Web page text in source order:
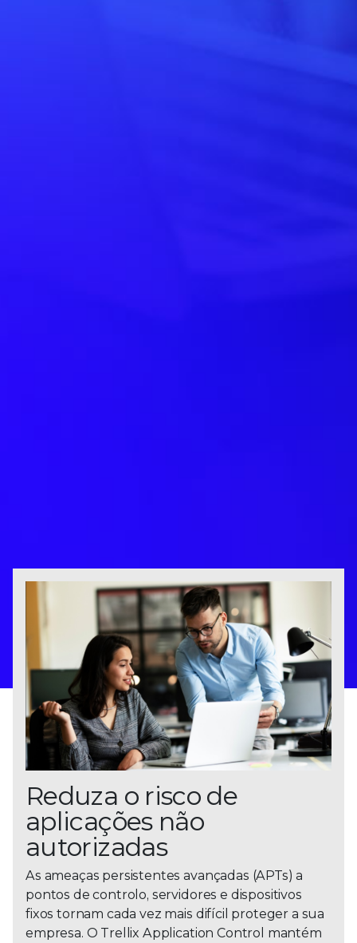
Reduza o risco de
aplicações não
autorizadas
As ameaças persistentes avançadas (APTs) a
pontos de controlo, servidores e dispositivos
fixos tornam cada vez mais difícil proteger a sua
empresa. O Trellix Application Control mantém